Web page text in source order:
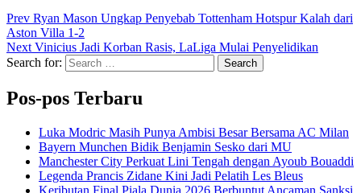
Prev Ryan Mason Ungkap Penyebab Tottenham Hotspur Kalah dari
Aston Villa 1-2
Next Vinicius Jadi Korban Rasis, LaLiga Mulai Penyelidikan
Search for:
Search
Pos-pos Terbaru
Luka Modric Masih Punya Ambisi Besar Bersama AC Milan
Bayern Munchen Bidik Benjamin Sesko dari MU
Manchester City Perkuat Lini Tengah dengan Ayoub Bouaddi
Legenda Prancis Zidane Kini Jadi Pelatih Les Bleus